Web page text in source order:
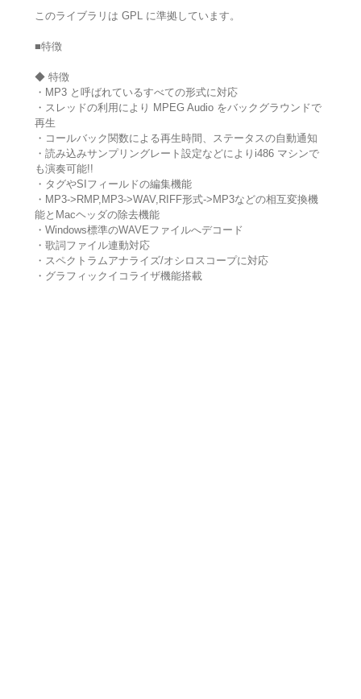
このライブラリは GPL に準拠しています。
■特徴
◆ 特徴
・MP3 と呼ばれているすべての形式に対応
・スレッドの利用により MPEG Audio をバックグラウンドで
再生
・コールバック関数による再生時間、ステータスの自動通知
・読み込みサンプリングレート設定などによりi486 マシンで
も演奏可能!!
・タグやSIフィールドの編集機能
・MP3->RMP,MP3->WAV,RIFF形式->MP3などの相互変換機
能とMacヘッダの除去機能
・Windows標準のWAVEファイルへデコード
・歌詞ファイル連動対応
・スペクトラムアナライズ/オシロスコープに対応
・グラフィックイコライザ機能搭載